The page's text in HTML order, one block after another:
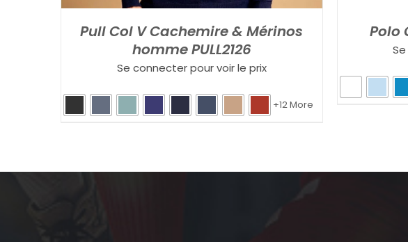
Pull Col V Cachemire & Mérinos
homme PULL2126
Se connecter pour voir le prix
+12 More
Polo